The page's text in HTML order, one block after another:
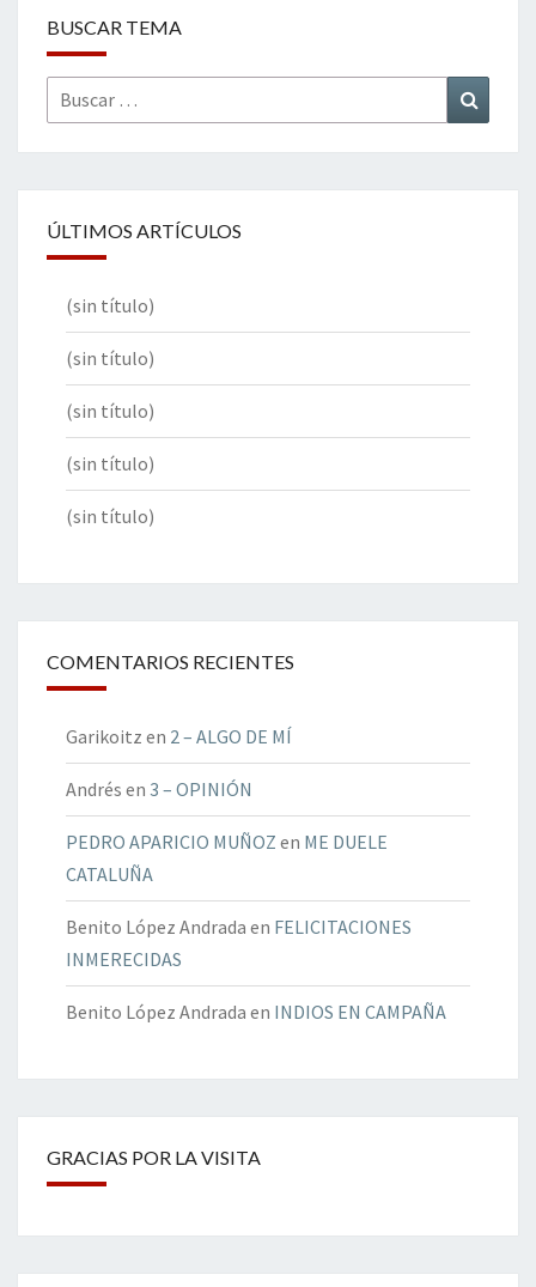
BUSCAR TEMA
Buscar
por:
ÚLTIMOS ARTÍCULOS
(sin título)
(sin título)
(sin título)
(sin título)
(sin título)
COMENTARIOS RECIENTES
Garikoitz en 2 – ALGO DE MÍ
Andrés en 3 – OPINIÓN
PEDRO APARICIO MUÑOZ en ME DUELE
CATALUÑA
Benito López Andrada en FELICITACIONES
INMERECIDAS
Benito López Andrada en INDIOS EN CAMPAÑA
GRACIAS POR LA VISITA